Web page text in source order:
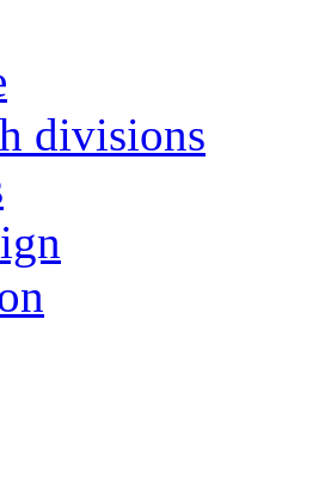
divisions